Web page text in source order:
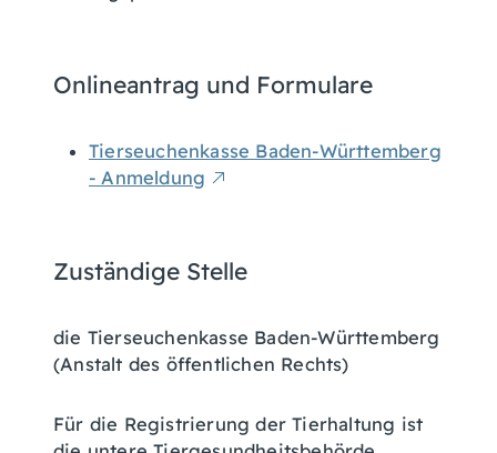
Onlineantrag und Formulare
Tierseuchenkasse Baden-Württemberg
- Anmeldung
Zuständige Stelle
die Tierseuchenkasse Baden-Württemberg
(Anstalt des öffentlichen Rechts)
Für die Registrierung der Tierhaltung ist